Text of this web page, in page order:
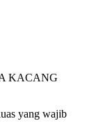
KACANG
yang wajib